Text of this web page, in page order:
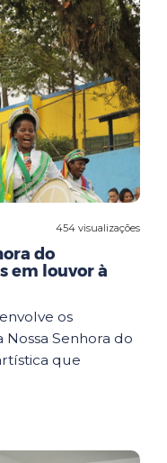
454 visualizações
do
em louvor à
os
Nossa Senhora do
que